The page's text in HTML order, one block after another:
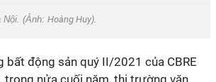
Nội. (Ảnh: Hoàng Huy).
bất động sản quý II/2021 của CBRE
trong nửa cuối năm, thị trường văn